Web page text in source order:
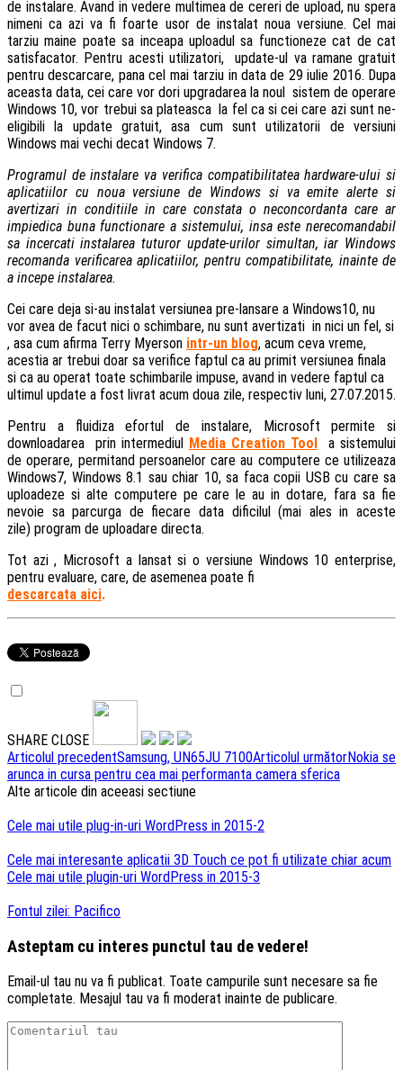
de instalare. Avand in vedere multimea de cereri de upload, nu spera
nimeni ca azi va fi foarte usor de instalat noua versiune. Cel mai
tarziu maine poate sa inceapa uploadul sa functioneze cat de cat
satisfacator. Pentru acesti utilizatori, update-ul va ramane gratuit
pentru descarcare, pana cel mai tarziu in data de 29 iulie 2016. Dupa
aceasta data, cei care vor dori upgradarea la noul sistem de operare
Windows 10, vor trebui sa plateasca la fel ca si cei care azi sunt ne-
eligibili la update gratuit, asa cum sunt utilizatorii de versiuni
Windows mai vechi decat Windows 7.
Programul de instalare va verifica compatibilitatea hardware-ului si
aplicatiilor cu noua versiune de Windows si va emite alerte si
avertizari in conditiile in care constata o neconcordanta care ar
impiedica buna functionare a sistemului, insa este nerecomandabil
sa incercati instalarea tuturor update-urilor simultan, iar Windows
recomanda verificarea aplicatiilor, pentru compatibilitate, inainte de
a incepe instalarea.
Cei care deja si-au instalat versiunea pre-lansare a Windows10, nu
vor avea de facut nici o schimbare, nu sunt avertizati in nici un fel, si
, asa cum afirma Terry Myerson intr-un blog, acum ceva vreme,
acestia ar trebui doar sa verifice faptul ca au primit versiunea finala
si ca au operat toate schimbarile impuse, avand in vedere faptul ca
ultimul update a fost livrat acum doua zile, respectiv luni, 27.07.2015.
Pentru a fluidiza efortul de instalare, Microsoft permite si
downloadarea prin intermediul Media Creation Tool
a sistemului
de operare, permitand persoanelor care au computere ce utilizeaza
Windows7, Windows 8.1 sau chiar 10, sa faca copii USB cu care sa
uploadeze si alte computere pe care le au in dotare, fara sa fie
nevoie sa parcurga de fiecare data dificilul (mai ales in aceste
zile) program de uploadare directa.
Tot azi , Microsoft a lansat si o versiune Windows 10 enterprise,
pentru evaluare, care, de asemenea poate fi
descarcata aici.
SHARE CLOSE
Navigare
articole
Articolul precedentSamsung, UN65JU 7100Articolul următorNokia se
arunca in cursa pentru cea mai performanta camera sferica
Alte articole din aceeasi sectiune
Cele mai utile plug-in-uri WordPress in 2015-2
Cele mai interesante aplicatii 3D Touch ce pot fi utilizate chiar acum
Cele mai utile plugin-uri WordPress in 2015-3
Fontul zilei: Pacifico
Asteptam cu interes punctul tau de vedere!
Email-ul tau nu va fi publicat. Toate campurile sunt necesare sa fie
completate. Mesajul tau va fi moderat inainte de publicare.